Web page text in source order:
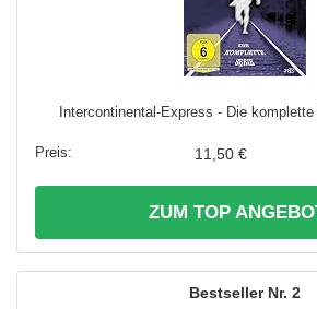
Intercontinental-Express - Die
11,50 €
ZUM TOP
2